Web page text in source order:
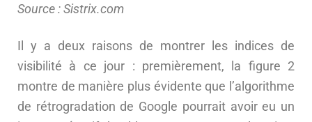
Source : Sistrix.com
Il y a deux raisons de montrer les indices de
visibilité à ce jour : premièrement, la figure 2
montre de manière plus évidente que l’algorithme
de rétrogradation de Google pourrait avoir eu un